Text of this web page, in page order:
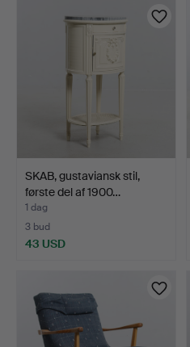
SKAB, gustaviansk stil,
første del af 1900…
1 dag
3 bud
43 USD